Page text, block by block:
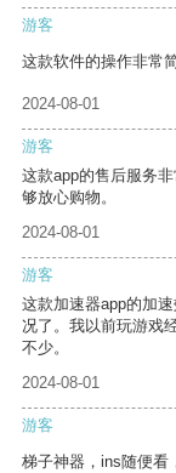
游客
这款软件的操作非常
2024-08-01
游客
这款app的售后服务
够放心购物。
2024-08-01
游客
这款加速器app的加
况了。我以前玩游戏
不少。
2024-08-01
游客
梯子神器，ins随便看